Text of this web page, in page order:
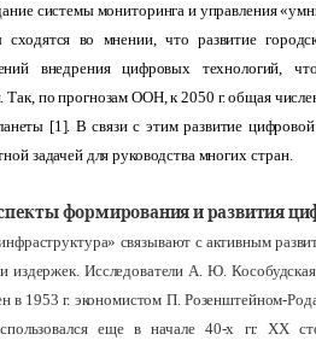
системы мониторинга и управления
сходятся во мнении, что развитие
внедрения цифровых технологий,
Так, по прогнозам ООН, к 2050 г. общая
[1]. В связи с этимразвитие
задачей для руководства многихстран.
формирования и развития
связывают с активным
издержек. Исследователи А. Ю.
в 1953 г. экономистом П. Розенштейном-
еще в начале 40-х гг. XX